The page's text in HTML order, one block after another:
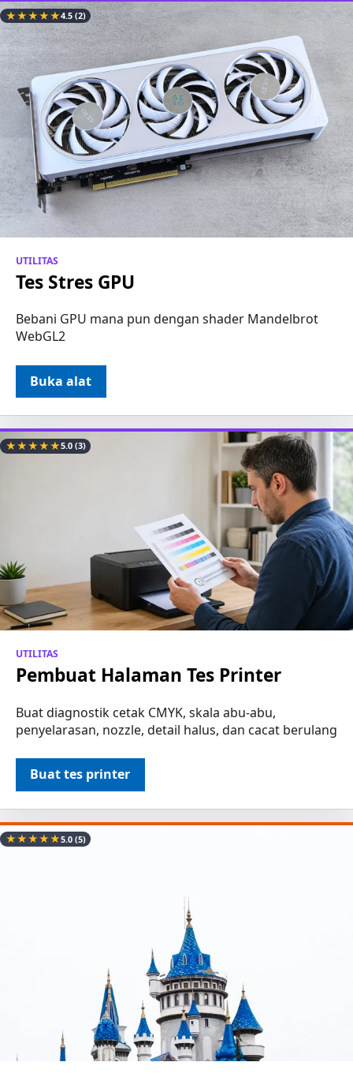
★★★★★4.5(2)
UTILITAS
Tes Stres GPU
Bebani GPU mana pun dengan shader Mandelbrot
WebGL2
Buka alat
★★★★★5.0(3)
UTILITAS
Pembuat Halaman Tes Printer
Buat diagnostik cetak CMYK, skala abu-abu,
penyelarasan, nozzle, detail halus, dan cacat berulang
Buat tes printer
★★★★★5.0(5)